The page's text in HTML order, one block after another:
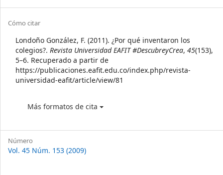
Article
Details
Cómo citar
Londoño González, F. (2011). ¿Por qué inventaron los
colegios?. Revista Universidad EAFIT #DescubreyCrea, 45(153),
5–6. Recuperado a partir de
https://publicaciones.eafit.edu.co/index.php/revista-
universidad-eafit/article/view/81
Más formatos de cita
Número
Vol. 45 Núm. 153 (2009)